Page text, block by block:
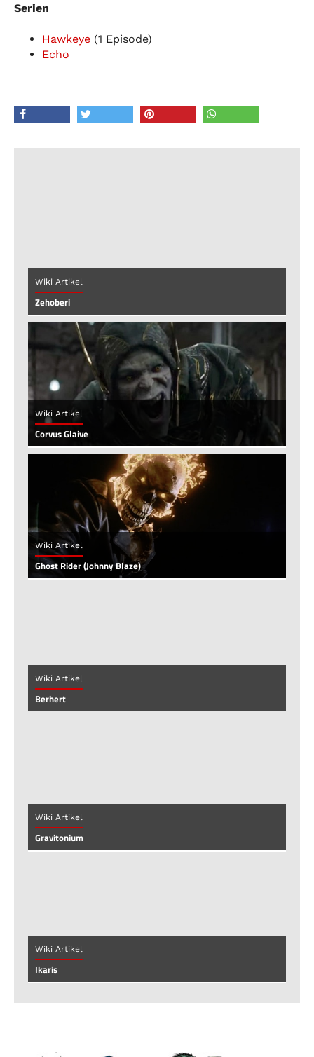
Serien
Hawkeye (1 Episode)
Echo
Wiki Artikel
Zehoberi
Wiki Artikel
Corvus Glaive
Wiki Artikel
Ghost Rider (Johnny Blaze)
Wiki Artikel
Berhert
Wiki Artikel
Gravitonium
Wiki Artikel
Ikaris